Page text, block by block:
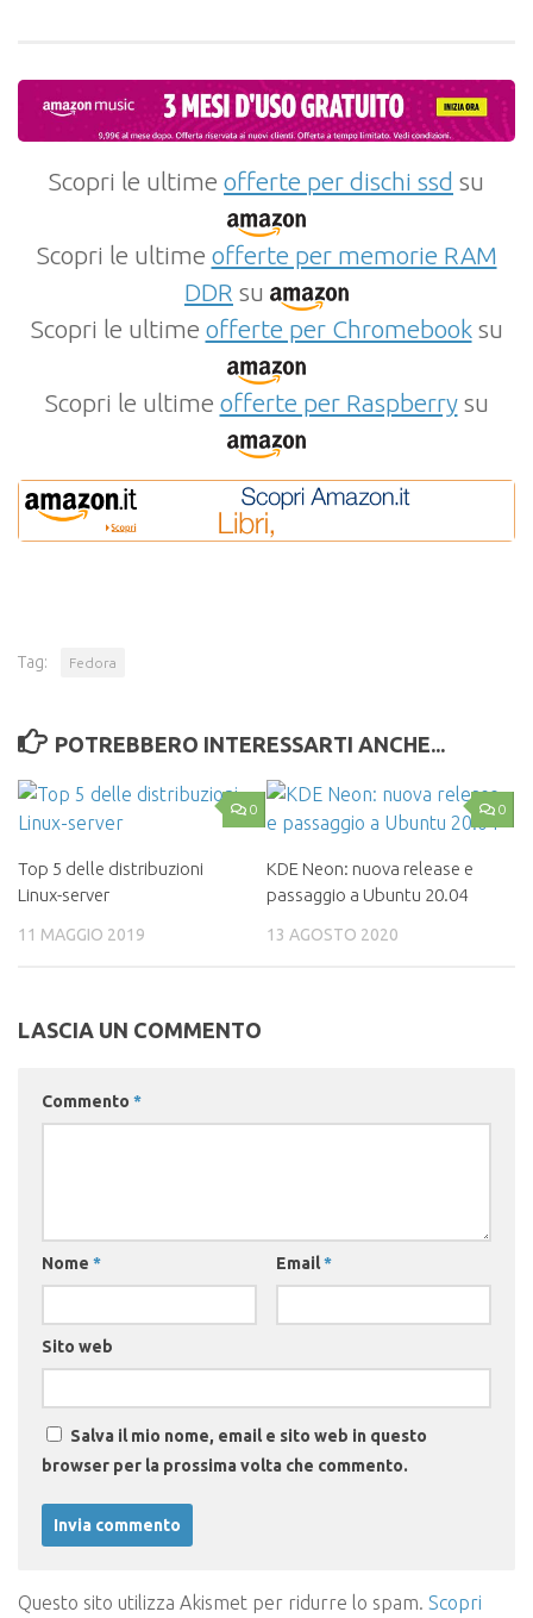
Scopri le ultime offerte per dischi ssd su
Scopri le ultime offerte per memorie RAM
DDR su
Scopri le ultime offerte per Chromebooksu
Scopri le ultime offerte per Raspberrysu
Tag: Fedora
POTREBBERO INTERESSARTI ANCHE...
0
Top 5 delle distribuzioni
Linux-server
11 MAGGIO 2019
0
KDE Neon: nuova release e
passaggio a Ubuntu 20.04
13 AGOSTO 2020
LASCIA UN COMMENTO
Commento *
Nome * Email*
Sito web
Salva il mio nome, email e sito web in questo
browser per la prossima volta che commento.
Questo sito utilizza Akismet per ridurre lo spam. Scopri